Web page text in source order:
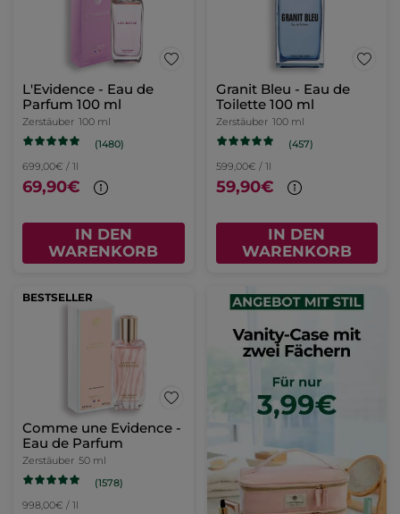
L'Evidence - Eau de
Parfum 100 ml
Zerstäuber 100 ml
(1480)
699,00€ / 1l
69,90€
IN DEN
WARENKORB
Granit Bleu - Eau de
Toilette 100 ml
Zerstäuber 100 ml
(457)
599,00€ / 1l
59,90€
IN DEN
WARENKORB
BESTSELLER
Comme une Evidence -
Eau de Parfum
Zerstäuber 50 ml
(1578)
998,00€ / 1l